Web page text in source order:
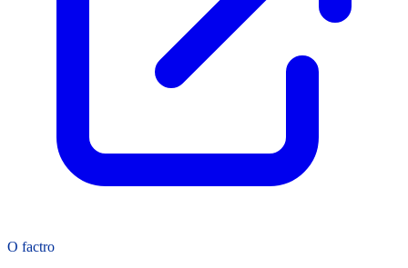
O factro